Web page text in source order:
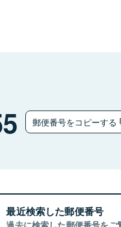
郵便番号をコピーする
最近検索した郵便番号